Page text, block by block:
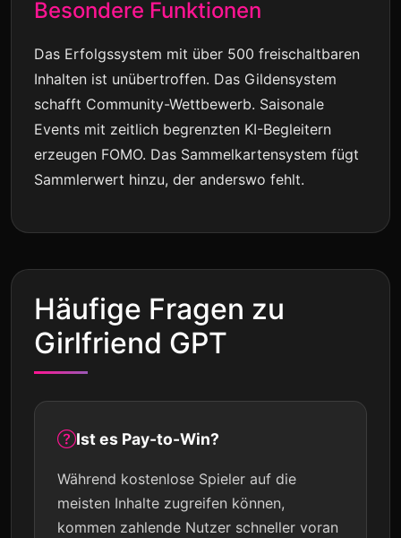
Besondere Funktionen
Das Erfolgssystem mit über 500 freischaltbaren
Inhalten ist unübertroffen. Das Gildensystem
schafft Community-Wettbewerb. Saisonale
Events mit zeitlich begrenzten KI-Begleitern
erzeugen FOMO. Das Sammelkartensystem fügt
Sammlerwert hinzu, der anderswo fehlt.
Häufige Fragen zu
Girlfriend GPT
Ist es Pay-to-Win?
Während kostenlose Spieler auf die
meisten Inhalte zugreifen können,
kommen zahlende Nutzer schneller voran